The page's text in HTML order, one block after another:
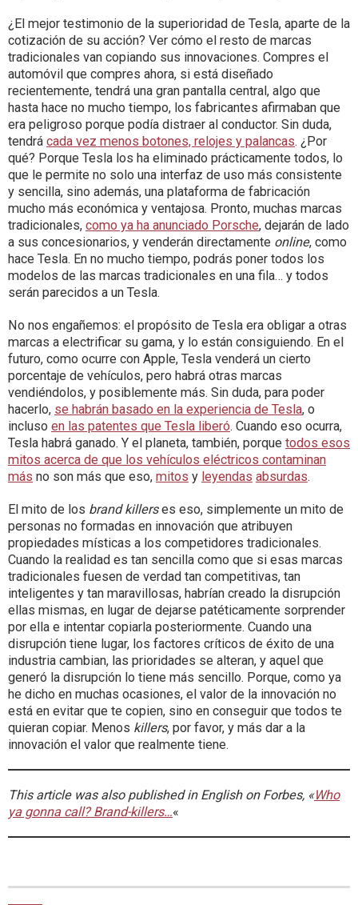
¿El mejor testimonio de la superioridad de Tesla, aparte de la
cotización de su acción? Ver cómo el resto de marcas
tradicionales van copiando sus innovaciones. Compres el
automóvil que compres ahora, si está diseñado
recientemente, tendrá una gran pantalla central, algo que
hasta hace no mucho tiempo, los fabricantes afirmaban que
era peligroso porque podía distraer al conductor. Sin duda,
tendrá cada vez menos botones, relojes y palancas. ¿Por
qué? Porque Tesla los ha eliminado prácticamente todos, lo
que le permite no solo una interfaz de uso más consistente
y sencilla, sino además, una plataforma de fabricación
mucho más económica y ventajosa. Pronto, muchas marcas
tradicionales, como ya ha anunciado Porsche, dejarán de lado
a sus concesionarios, y venderán directamente online, como
hace Tesla. En no mucho tiempo, podrás poner todos los
modelos de las marcas tradicionales en una fila… y todos
serán parecidos a un Tesla.
No nos engañemos: el propósito de Tesla era obligar a otras
marcas a electrificar su gama, y lo están consiguiendo. En el
futuro, como ocurre con Apple, Tesla venderá un cierto
porcentaje de vehículos, pero habrá otras marcas
vendiéndolos, y posiblemente más. Sin duda, para poder
hacerlo, se habrán basado en la experiencia de Tesla, o
incluso en las patentes que Tesla liberó. Cuando eso ocurra,
Tesla habrá ganado. Y el planeta, también, porque todos esos
mitos acerca de que los vehículos eléctricos contaminan
más no son más que eso, mitos y leyendas absurdas.
El mito de los brand killerses eso, simplemente un mito de
personas no formadas en innovación que atribuyen
propiedades místicas a los competidores tradicionales.
Cuando la realidad es tan sencilla como que si esas marcas
tradicionales fuesen de verdad tan competitivas, tan
inteligentes y tan maravillosas, habrían creado la disrupción
ellas mismas, en lugar de dejarse patéticamente sorprender
por ella e intentar copiarla posteriormente. Cuando una
disrupción tiene lugar, los factores críticos de éxito de una
industria cambian, las prioridades se alteran, y aquel que
generó la disrupción lo tiene más sencillo. Porque, como ya
he dicho en muchas ocasiones, el valor de la innovación no
está en evitar que te copien, sino en conseguir que todos te
quieran copiar. Menos killers, por favor, y más dar a la
innovación el valor que realmente tiene.
This article was also published in English on Forbes, «Who
ya gonna call? Brand-killers…«